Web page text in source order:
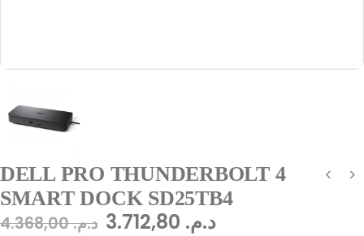
DELL PRO THUNDERBOLT 4
SMART DOCK SD25TB4
د.م.4.368,00 د.م.